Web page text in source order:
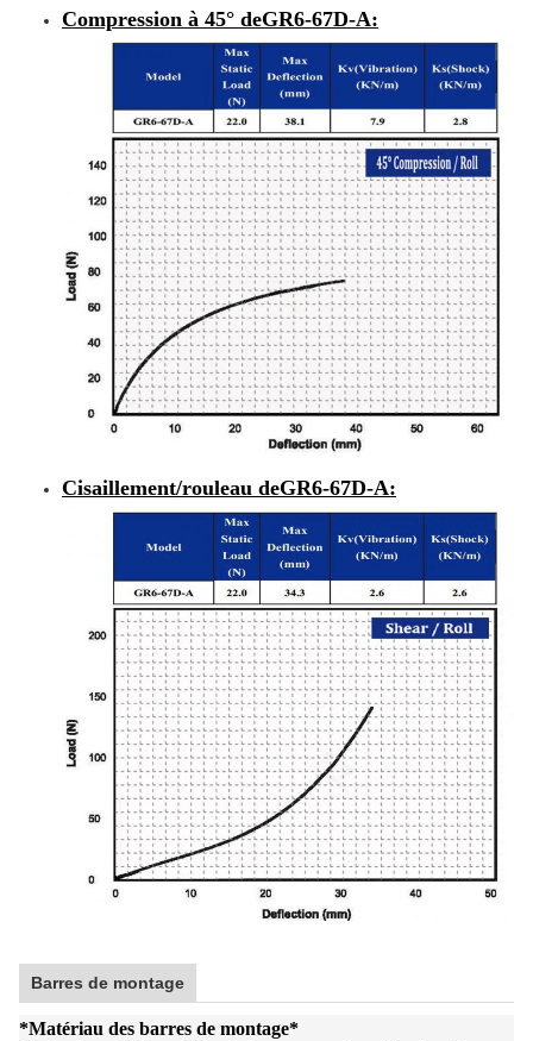
Compression à 45° deGR6-67D-A:
Cisaillement/rouleau deGR6-67D-A:
Barres de montage
*Matériau des barres de montage*